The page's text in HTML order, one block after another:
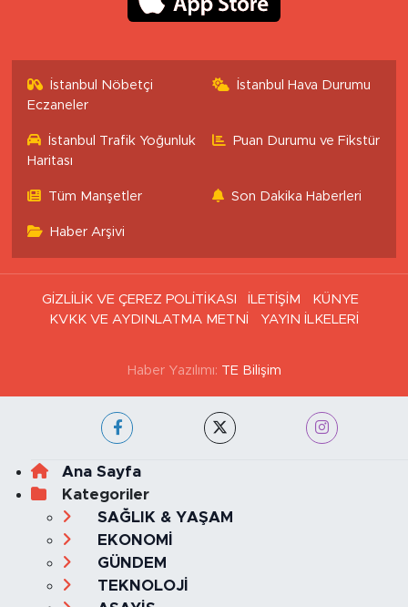
İstanbul Nöbetçi
Eczaneler
İstanbul Hava Durumu
İstanbul Trafik Yoğunluk
Haritası
Puan Durumu ve Fikstür
Tüm Manşetler Son Dakika Haberleri
Haber Arşivi
GİZLİLİK VE ÇEREZ POLİTİKASI İLETİŞİM
KÜNYE
KVKK VE AYDINLATMA METNİ
YAYIN İLKELERİ
Haber Yazılımı: TE Bilişim
Ana Sayfa
Kategoriler
SAĞLIK & YAŞAM
EKONOMİ
GÜNDEM
TEKNOLOJİ